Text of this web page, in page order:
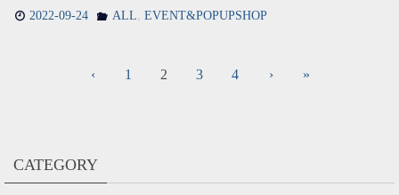
2022-09-24 ALL, EVENT&POPUPSHOP
‹ 1 2 3 4 › »
CATEGORY